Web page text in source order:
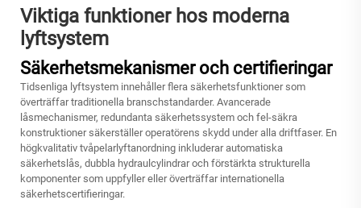
Viktiga funktioner hos moderna
lyftsystem
Säkerhetsmekanismer och certifieringar
Tidsenliga lyftsystem innehåller flera säkerhetsfunktioner som
överträffar traditionella branschstandarder. Avancerade
låsmechanismer, redundanta säkerhetssystem och fel-säkra
konstruktioner säkerställer operatörens skydd under alla driftfaser. En
högkvalitativ tvåpelarlyftanordning inkluderar automatiska
säkerhetslås, dubbla hydraulcylindrar och förstärkta strukturella
komponenter som uppfyller eller överträffar internationella
säkerhetscertifieringar.